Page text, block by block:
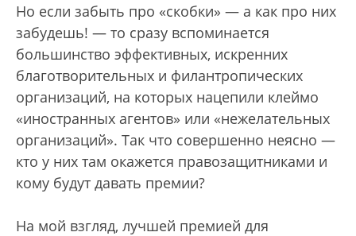
Но если забыть про «скобки» — а как про них
забудешь! — то сразу вспоминается
большинство эффективных, искренних
благотворительных и филантропических
организаций, на которых нацепили клеймо
«иностранных агентов» или «нежелательных
организаций». Так что совершенно неясно —
кто у них там окажется правозащитниками и
кому будут давать премии?
На мой взгляд, лучшей премией для